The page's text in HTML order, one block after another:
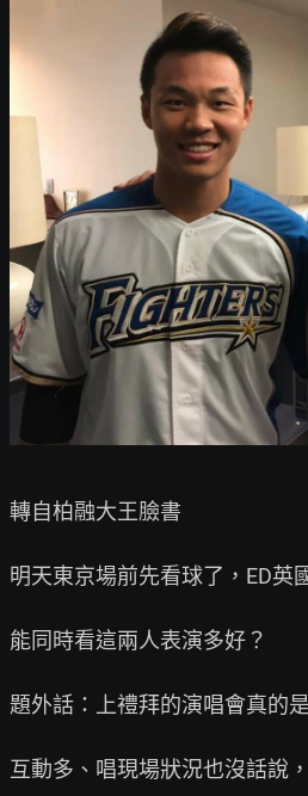
轉自柏融大王臉書
明天東京場前先看球了，ED英
能同時看這兩人表演多好？
題外話：上禮拜的演唱會真的
互動多、唱現場狀況也沒話說